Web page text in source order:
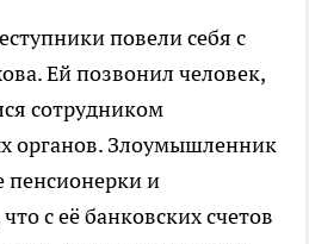
повели себя с
Ей позвонил человек,
сотрудником
органов. Злоумышленник
пенсионерки и
с её банковских счетов